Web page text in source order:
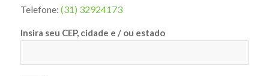
Telefone: (31) 32924173
Insira seu CEP, cidade e / ou estado